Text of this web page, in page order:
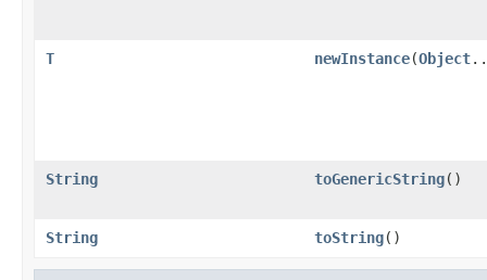
T newInstance(Object
String toGenericString()
String toString()